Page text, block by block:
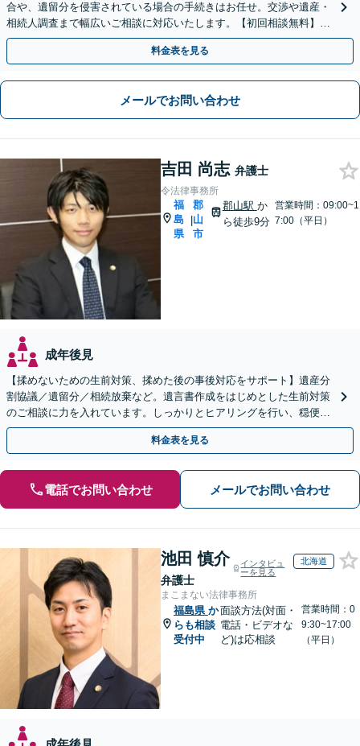
合や、遺留分を侵害されている場合の手続きはお任せ。交渉や遺産・
相続人調査まで幅広いご相談に対応いたします。【初回相談無料】
【出張相談OK】【LINE可】
料金表を見る
メールでお問い合わせ
吉田 尚志 弁護士
令法律事務所
福
島
県
|
郡
山
市
郡山駅 か
ら徒歩9分
営業時間：09:00~1
7:00（平日）
成年後見
【揉めないための生前対策、揉めた後の事後対応をサポート】遺産分
割協議／遺留分／相続放棄など。遺言書作成をはじめとした生前対策
のご相談に力を入れています。しっかりとヒアリングを行い、穏便な
解決のため最適なアドバイスを致します。【分割払い可能】
料金表を見る
電話でお問い合わせ メールでお問い合わせ
池田 慎介
弁護士
インタビュ
ーを見る
北海道
まこまない法律事務所
福島県 か
らも相談
受付中
面談方法(対面・
電話・ビデオな
ど)は応相談
営業時間：0
9:30~17:00
（平日）